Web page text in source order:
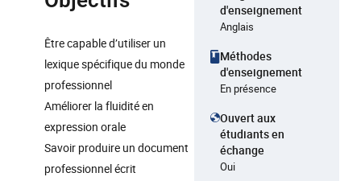
Être capable d’utiliser un
lexique spécifique du monde
professionnel
Améliorer la fluidité en
expression orale
Savoir produire un document
professionnel écrit
d'enseignement
Anglais
Méthodes
d'enseignement
En présence
Ouvert aux
étudiants en
échange
Oui